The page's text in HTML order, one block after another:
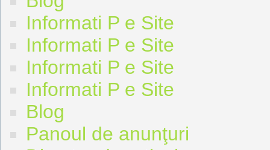
Informati P e Site
Informati P e Site
Informati P e Site
Informati P e Site
Blog
Panoul de anunţuri